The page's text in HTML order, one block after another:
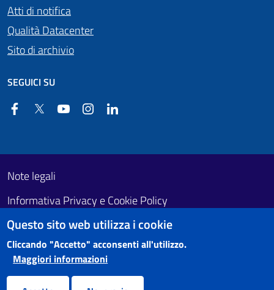
Atti di notifica
Qualità Datacenter
Sito di archivio
SEGUICI SU
FacebookTwitter YouTube Instagram
Footer First
Useful links section
Note legali
Informativa Privacy e Cookie Policy
Obiettivi di accessibilità
Questo sito web utilizza i cookie
Cliccando "Accetto" acconsenti all'utilizzo.
Maggiori informazioni